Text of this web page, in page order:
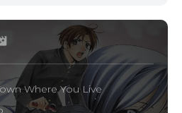
Where You Live